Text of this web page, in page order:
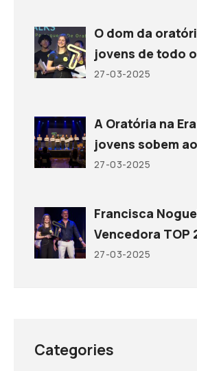
O dom da
jovens de todo
27-03-2025
A Oratória na
jovens sobem
27-03-2025
Francisca
Vencedora TOP
27-03-2025
Categories